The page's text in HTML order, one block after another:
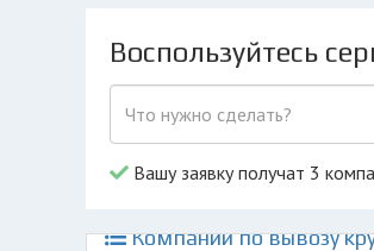
Воспользуйтесь
Вашу заявку получат 3
Компании по вывозу